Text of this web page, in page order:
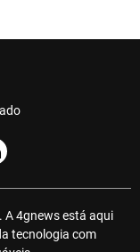
A 4gnews está aqui
tecnologia com